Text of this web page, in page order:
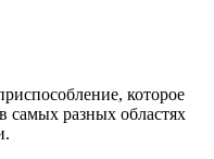
которое
самых разных областях